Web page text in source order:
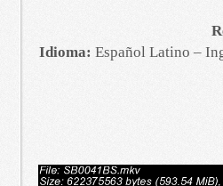
Idioma: Español Latino –